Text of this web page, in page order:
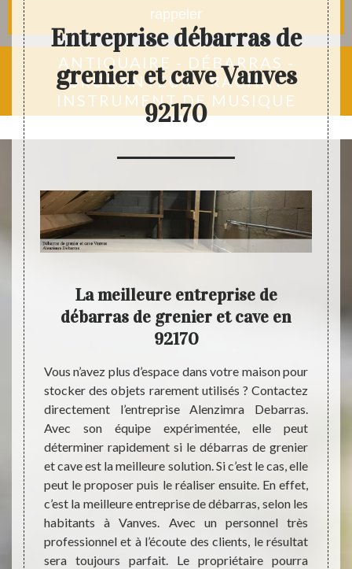
ANTIQUAIRE - DÉBARRAS -
BROCANTEUR - RACHAT
INSTRUMENT DE MUSIQUE
Entreprise débarras de
grenier et cave Vanves
92170
dans
les
de
cave
a
est
La meilleure entreprise de
débarras de grenier et cave en
92170
Vous n’avez plus d’espace dans votre maison pour
stocker des objets rarement utilisés ? Contactez
directement l’entreprise Alenzimra Debarras.
Avec son équipe expérimentée, elle peut
déterminer rapidement si le débarras de grenier
et cave est la meilleure solution. Si c’est le cas, elle
peut le proposer puis le réaliser ensuite. En effet,
c’est la meilleure entreprise de débarras, selon les
habitants à Vanves. Avec un personnel très
professionnel et à l’écoute des clients, le résultat
sera toujours parfait. Le propriétaire pourra
A la
site